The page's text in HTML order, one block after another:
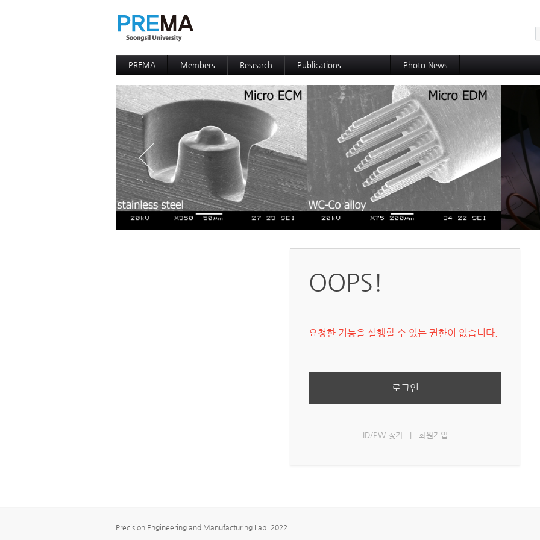
PREMA Members Research Publications
International Conference
Domestic Journal
Domestic Conference
Patents
Photo News
OOPS!
요청한 기능을 실행할 수 있는 권한이 없습니다.
로그인
ID/PW 찾기 회원가입
Precision Engineering and Manufacturing Lab. 2022